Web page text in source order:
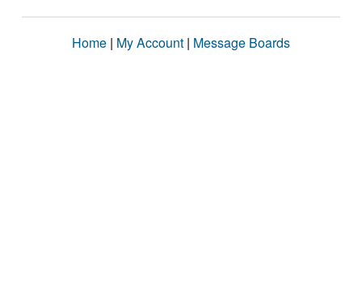
Home | My Account | Message Boards